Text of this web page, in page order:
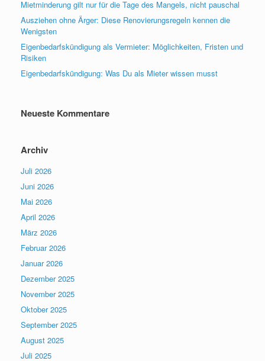
Mietminderung gilt nur für die Tage des Mangels, nicht pauschal
Ausziehen ohne Ärger: Diese Renovierungsregeln kennen die
Wenigsten
Eigenbedarfskündigung als Vermieter: Möglichkeiten, Fristen und
Risiken
Eigenbedarfskündigung: Was Du als Mieter wissen musst
Neueste Kommentare
Archiv
Juli 2026
Juni 2026
Mai 2026
April 2026
März 2026
Februar 2026
Januar 2026
Dezember 2025
November 2025
Oktober 2025
September 2025
August 2025
Juli 2025